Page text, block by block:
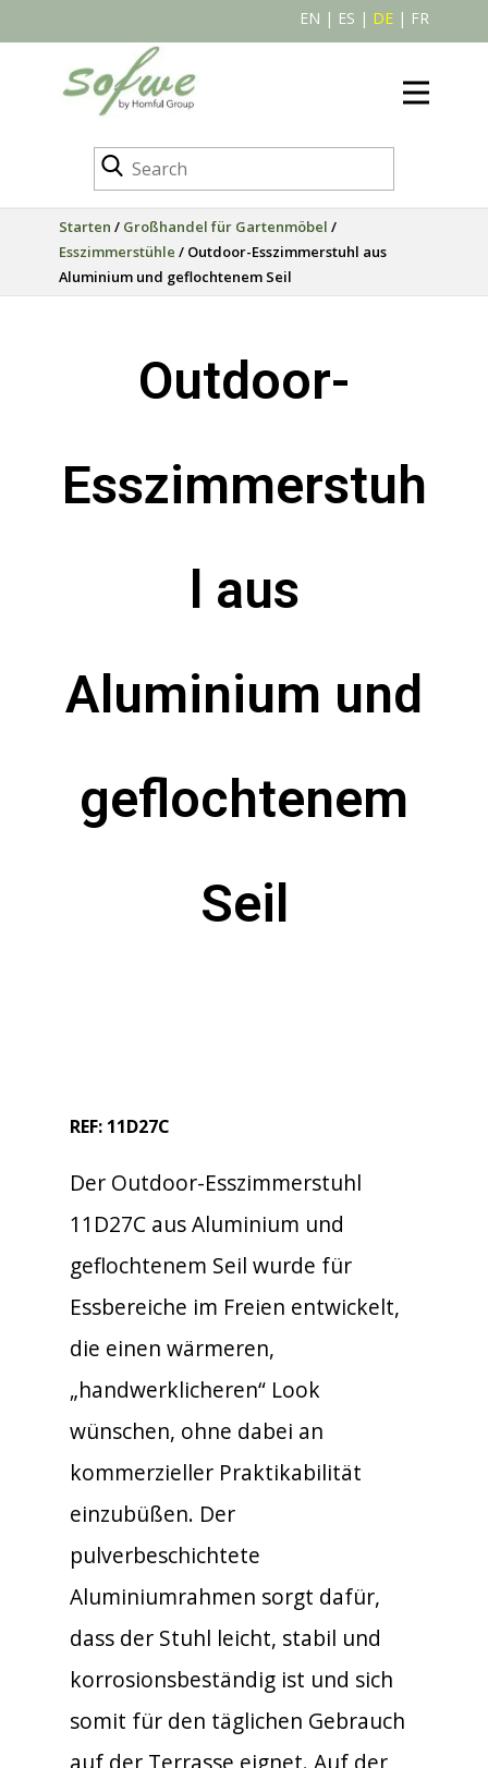
EN | ES | DE | FR
Starten / Großhandel für Gartenmöbel /
Esszimmerstühle / Outdoor-Esszimmerstuhl aus
Aluminium und geflochtenem Seil
Outdoor-
Esszimmerstuh
l aus
Aluminium und
geflochtenem
Seil
REF: 11D27C
Der Outdoor-Esszimmerstuhl
11D27C aus Aluminium und
geflochtenem Seil wurde für
Essbereiche im Freien entwickelt,
die einen wärmeren,
„handwerklicheren“ Look
wünschen, ohne dabei an
kommerzieller Praktikabilität
einzubüßen. Der
pulverbeschichtete
Aluminiumrahmen sorgt dafür,
dass der Stuhl leicht, stabil und
korrosionsbeständig ist und sich
somit für den täglichen Gebrauch
auf der Terrasse eignet. Auf der